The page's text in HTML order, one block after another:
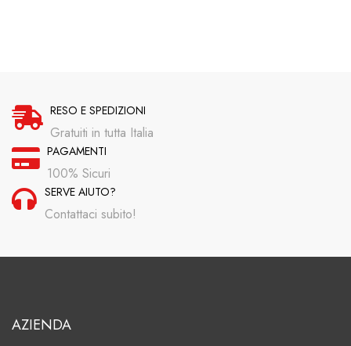
RESO E SPEDIZIONI
Gratuiti in tutta Italia
PAGAMENTI
100% Sicuri
SERVE AIUTO?
Contattaci subito!
AZIENDA